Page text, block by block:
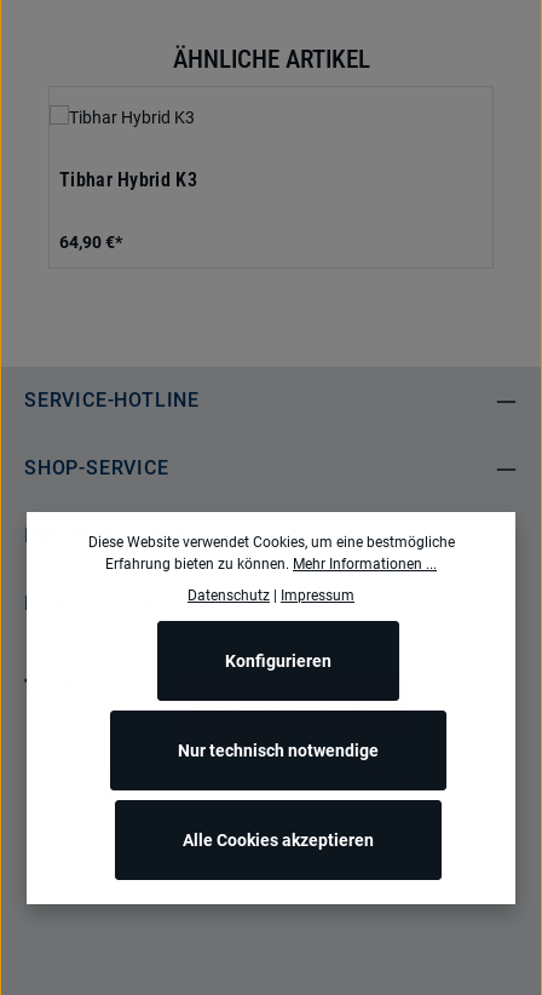
Produktgalerie überspringenÄHNLICHE ARTIKEL
Tibhar Hybrid K3
64,90 €*
SERVICE-HOTLINE
SHOP-SERVICE
INFORMATIONEN
Bestellung widerrufen
Nachnahmegebühren, wenn nicht anders angegeben.
Diese Website verwendet Cookies, um eine bestmögliche
Erfahrung bieten zu können. Mehr Informationen ...
Datenschutz
Impressum
Nur technisch notwendige
Konfigurieren
Alle Cookies akzeptieren